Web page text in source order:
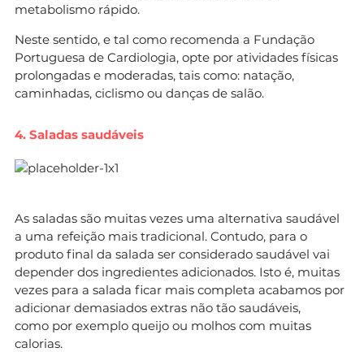
metabolismo rápido.
Neste sentido, e tal como recomenda a Fundação
Portuguesa de Cardiologia, opte por atividades físicas
prolongadas e moderadas, tais como: natação,
caminhadas, ciclismo ou danças de salão.
4. Saladas saudáveis
As saladas são muitas vezes uma alternativa saudável
a uma refeição mais tradicional. Contudo, para o
produto final da salada ser considerado saudável vai
depender dos ingredientes adicionados. Isto é, muitas
vezes para a salada ficar mais completa acabamos por
adicionar demasiados extras não tão saudáveis,
como por exemplo queijo ou molhos com muitas
calorias.